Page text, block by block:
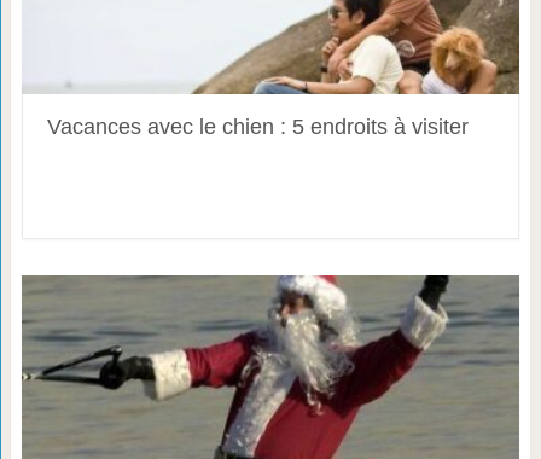
Vacances avec le chien : 5 endroits à visiter